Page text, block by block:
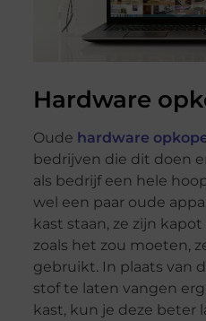
Hardware
Oude hardware
bedrijven die dit doen
als bedrijf een hele
wel een paar oude
kast staan, ze zijn
zoals het zou moeten,
gebruikt. In plaats van
stof te laten vangen
kast, kun je deze beter